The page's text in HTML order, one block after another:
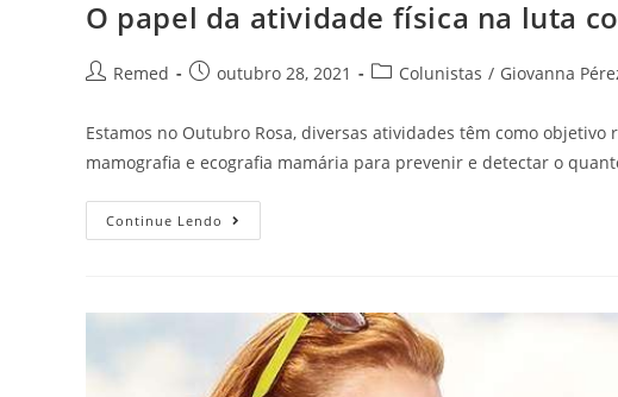
O papel da atividade física na luta
Remed outubro 28, 2021 Colunistas / Giovanna
Estamos no Outubro Rosa, diversas atividades têm como
mamografia e ecografia mamária para prevenir e detectar o
Continue Lendo